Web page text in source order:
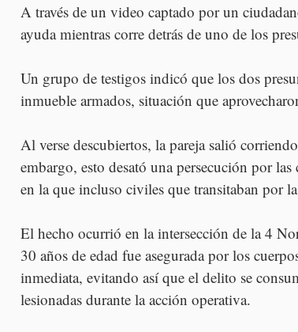
A través de un video captado por un
ayuda mientras corre detrás de uno de los
Un grupo de testigos indicó que los dos
inmueble armados, situación que
Al verse descubiertos, la pareja salió
embargo, esto desató una persecución por
en la que incluso civiles que transitaban por
El hecho ocurrió en la intersección de la 4
30 años de edad fue asegurada por los
inmediata, evitando así que el delito se
lesionadas durante la acción operativa.